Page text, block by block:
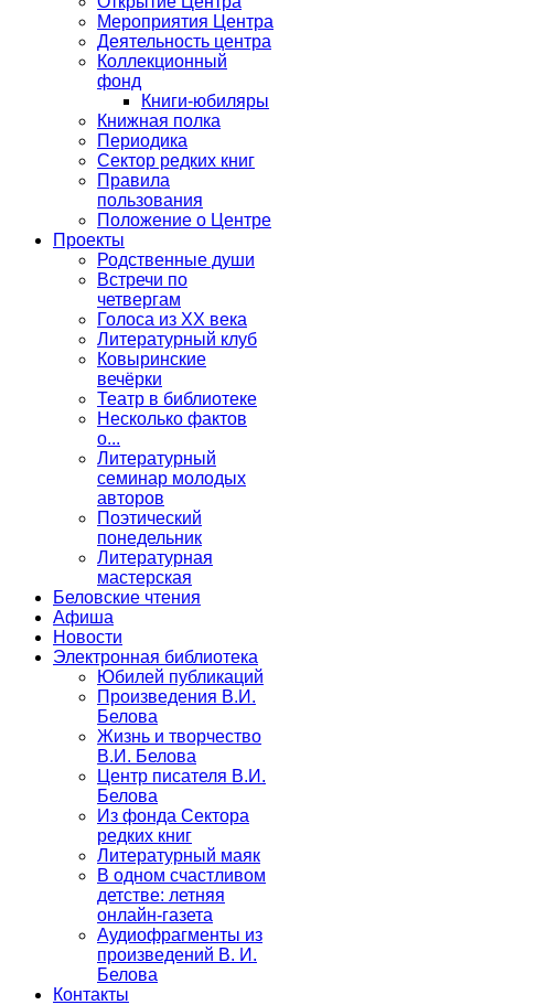
Мероприятия Центра
Деятельность центра
Коллекционный
фонд
Книги-юбиляры
Книжная полка
Периодика
Сектор редких книг
Правила
пользования
Положение о Центре
Проекты
Родственные души
Встречи по
четвергам
Голоса из ХХ века
Литературный клуб
Ковыринские
вечёрки
Театр в библиотеке
Несколько фактов
о...
Литературный
семинар молодых
авторов
Поэтический
понедельник
Литературная
мастерская
Беловские чтения
Афиша
Новости
Электронная библиотека
Юбилей публикаций
Произведения В.И.
Белова
Жизнь и творчество
В.И. Белова
Центр писателя В.И.
Белова
Из фонда Сектора
редких книг
Литературный маяк
В одном счастливом
детстве: летняя
онлайн-газета
Аудиофрагменты из
произведений В. И.
Белова
Контакты